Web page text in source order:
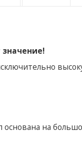
основана на